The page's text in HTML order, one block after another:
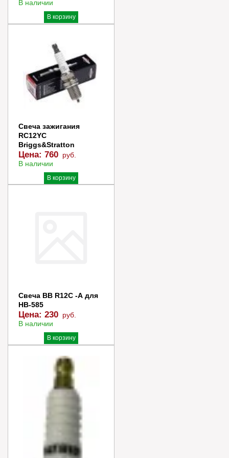
В наличии
В корзину
Свеча зажигания
RC12YC
Briggs&Stratton
Цена: 760 руб.
В наличии
В корзину
Свеча ВВ R12C -А для
НВ-585
Цена: 230 руб.
В наличии
В корзину
Купить в 1 клик